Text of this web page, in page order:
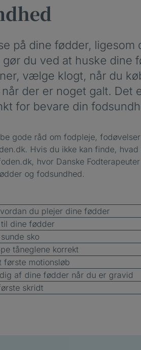
på dine fødder, ligesom
du ved at huske dine
vælge klogt, når du
der er noget galt. Det
for bevare din
gode råd om fodpleje,
Hvis du ikke kan finde, hvad
hvor Danske
og fodsundhed.
du plejer dine fødder
dine fødder
sko
tåneglene korrekt
motionsløb
af dine fødder når du er gravid
skridt